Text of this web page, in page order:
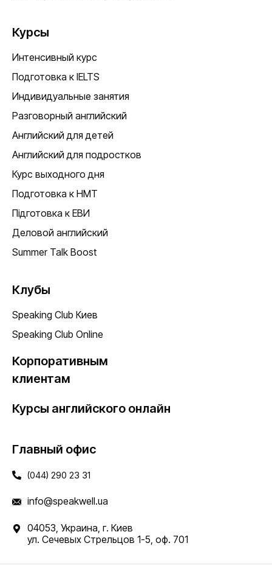
Курсы
Интенсивный курс
Подготовка к IELTS
Индивидуальные занятия
Разговорный английский
Английский для детей
Английский для подростков
Курс выходного дня
Подготовка к НМТ
Підготовка к ЕВИ
Деловой английский
Summer Talk Boost
Клубы
Speaking Club Киев
Speaking Club Online
Корпоративным
клиентам
Курсы английского онлайн
Главный офис
(044) 290 23 31
info@speakwell.ua
04053, Украина, г. Киев
ул. Сечевых Стрельцов 1-5, оф. 701